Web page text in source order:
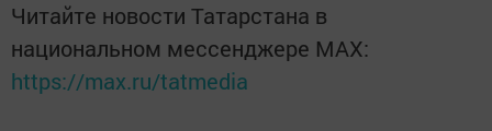
Читайте новости Татарстана в
национальном мессенджере MАХ:
https://max.ru/tatmedia